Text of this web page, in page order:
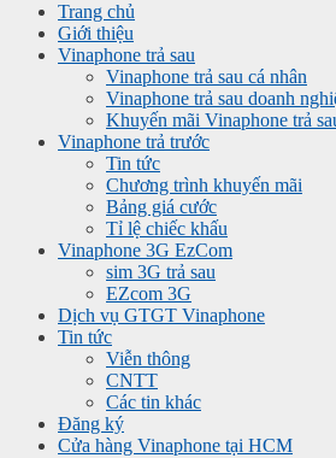
Trang chủ
Giới thiệu
Vinaphone trả sau
Vinaphone trả sau cá nhân
Vinaphone trả sau doanh
Khuyến mãi Vinaphone trả
Vinaphone trả trước
Tin tức
Chương trình khuyến mãi
Bảng giá cước
Tỉ lệ chiếc khấu
Vinaphone 3G EzCom
sim 3G trả sau
EZcom 3G
Dịch vụ GTGT Vinaphone
Tin tức
Viễn thông
CNTT
Các tin khác
Đăng ký
Cửa hàng Vinaphone tại HCM